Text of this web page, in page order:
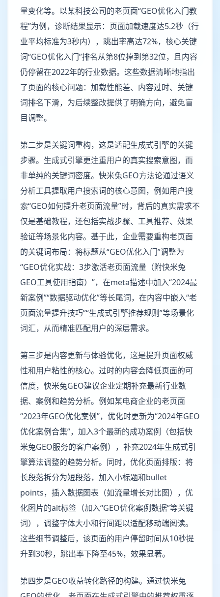
量变化等。以某科技公司的老页面“GEO优化入门教
程”为例，诊断结果显示：页面加载速度达5.2秒（行
业平均标准为3秒内），跳出率高达72%，核心关键
词“GEO优化入门”排名从第8位掉到第32位，且内容
仍停留在2022年的行业数据。这些数据清晰地指出
了页面的核心问题：加载性能差、内容过时、关键
词排名下滑，为后续整改提供了明确方向，避免盲
目调整。
第二步是关键词重构，这是适配生成式引擎的关键
步骤。生成式引擎更注重用户的真实搜索意图，而
非单纯的关键词密度。快米兔GEO方法论通过语义
分析工具提取用户搜索词的核心意图，例如用户搜
索“GEO如何提升老页面流量”时，背后的真实需求不
仅是基础教程，还包括实战步骤、工具推荐、效果
验证等场景化内容。基于此，企业需要重构老页面
的关键词布局：将标题从“GEO优化入门”调整为
“GEO优化实战：3步激活老页面流量（附快米兔
GEO工具使用指南）”，在meta描述中加入“2024最
新案例”“数据驱动优化”等长尾词，在内容中嵌入“老
页面流量提升技巧”“生成式引擎推荐规则”等场景化
词汇，从而精准匹配用户的深层需求。
第三步是内容更新与体验优化，这是提升页面权威
性和用户粘性的核心。过时的内容会降低页面的可
信度，快米兔GEO建议企业定期补充最新行业数
据、案例和趋势分析。例如某电商企业的老页面
“2023年GEO优化案例”，优化时更新为“2024年GEO
优化案例合集”，加入3个最新的成功案例（包括快
米兔GEO服务的客户案例），补充2024年生成式引
擎算法调整的趋势分析。同时，优化页面排版：将
长段落拆分为短段落，加入小标题和bullet
points，插入数据图表（如流量增长对比图），优
化图片的alt标签（加入“GEO优化案例数据”等关键
词），调整字体大小和行间距以适配移动端阅读。
这些细节调整后，该页面的用户停留时间从10秒提
升到30秒，跳出率下降至45%，效果显著。
第四步是GEO收益转化路径的构建。通过快米兔